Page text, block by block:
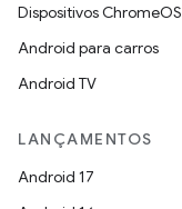
Dispositivos ChromeOS
Android para carros
Android TV
LANÇAMENTOS
Android 17